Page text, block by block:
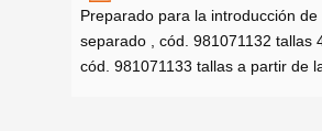
Preparado para la introducción
separado , cód. 981071132 tallas
cód. 981071133 tallas a partir de